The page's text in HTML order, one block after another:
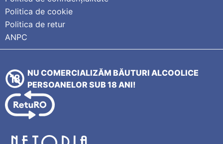
Politica de cookie
Politica de retur
ANPC
NU COMERCIALIZĂM BĂUTURI ALCOOLICE
PERSOANELOR SUB 18 ANI!